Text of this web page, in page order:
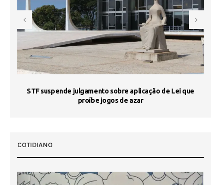
STF suspende julgamento sobre aplicação de Lei que
proíbe jogos de azar
COTIDIANO